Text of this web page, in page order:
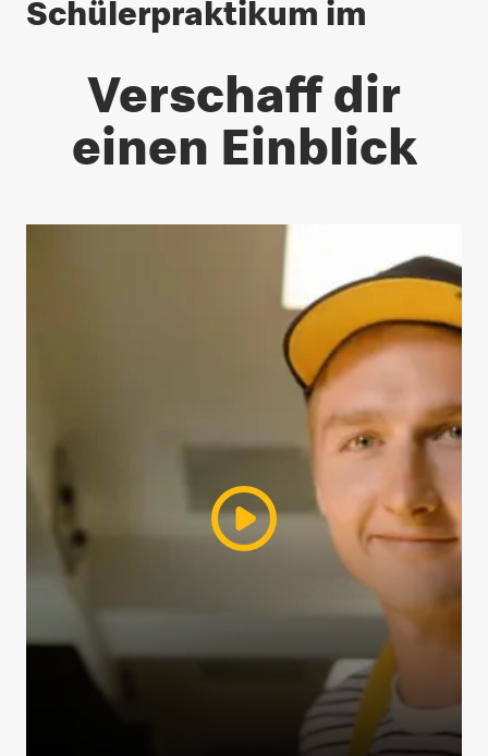
Schülerpraktikum im
Verschaff dir
einen Einblick